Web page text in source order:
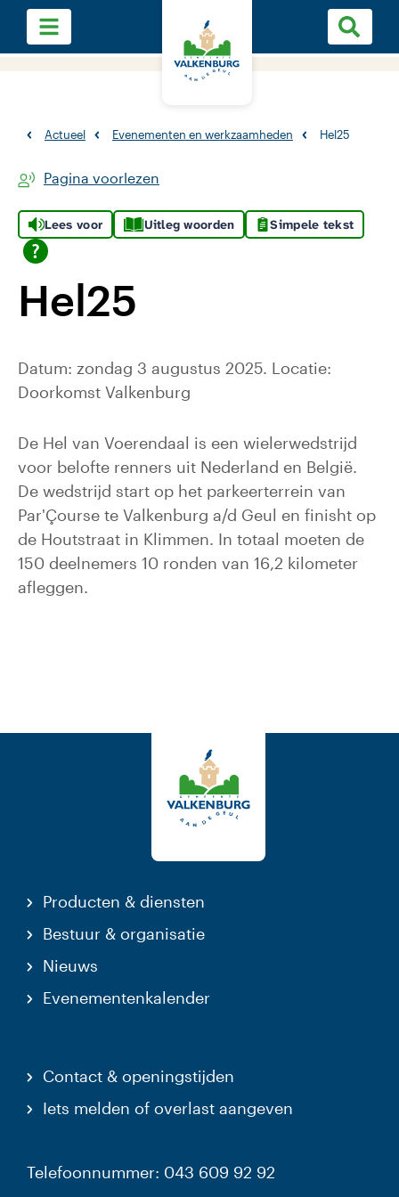
Actueel Evenementen en werkzaamheden Hel25
Pagina voorlezen
Lees voor Uitleg woorden Simpele tekst
Hel25
Datum: zondag 3 augustus 2025. Locatie:
Doorkomst Valkenburg
De Hel van Voerendaal is een wielerwedstrijd
voor belofte renners uit Nederland en België.
De wedstrijd start op het parkeerterrein van
Par'Çourse te Valkenburg a/d Geul en finisht op
de Houtstraat in Klimmen. In totaal moeten de
150 deelnemers 10 ronden van 16,2 kilometer
afleggen.
Producten & diensten
Bestuur & organisatie
Nieuws
Evenementenkalender
Contact & openingstijden
Iets melden of overlast aangeven
Telefoonnummer: 043 609 92 92